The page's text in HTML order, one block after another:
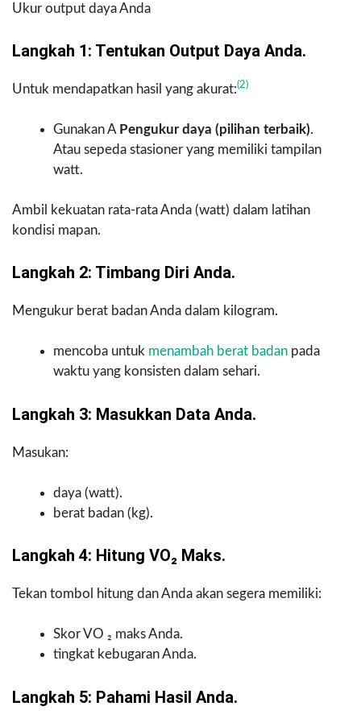
Ukur output daya Anda
Langkah 1: Tentukan Output Daya Anda.
Untuk mendapatkan hasil yang akurat:(2)
Gunakan A Pengukur daya (pilihan terbaik).
Atau sepeda stasioner yang memiliki tampilan
watt.
Ambil kekuatan rata-rata Anda (watt) dalam latihan
kondisi mapan.
Langkah 2: Timbang Diri Anda.
Mengukur berat badan Anda dalam kilogram.
mencoba untuk menambah berat badan pada
waktu yang konsisten dalam sehari.
Langkah 3: Masukkan Data Anda.
Masukan:
daya (watt).
berat badan (kg).
Langkah 4: Hitung VO₂ Maks.
Tekan tombol hitung dan Anda akan segera memiliki:
Skor VO ₂ maks Anda.
tingkat kebugaran Anda.
Langkah 5: Pahami Hasil Anda.